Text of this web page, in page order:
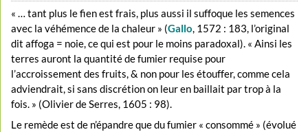
« … tant plus le fien est frais, plus aussi il suffoque les semences
avec la véhémence de la chaleur » (Gallo, 1572 : 183, l’original
dit affoga = noie, ce qui est pour le moins paradoxal). « Ainsi les
terres auront la quantité de fumier requise pour
l’accroissement des fruits, & non pour les étouffer, comme cela
adviendrait, si sans discrétion on leur en baillait par trop à la
fois. » (Olivier de Serres, 1605 : 98).
Le remède est de n’épandre que du fumier « consommé » (évolué